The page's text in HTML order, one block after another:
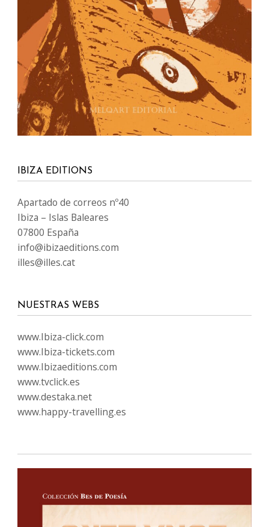
IBIZA EDITIONS
Apartado de correos nº40
Ibiza – Islas Baleares
07800 España
info@ibizaeditions.com
illes@illes.cat
NUESTRAS WEBS
www.Ibiza-click.com
www.Ibiza-tickets.com
www.Ibizaeditions.com
www.tvclick.es
www.destaka.net
www.happy-travelling.es